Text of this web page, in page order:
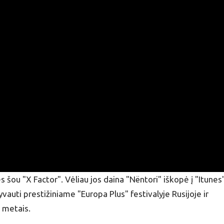
šou "X Factor". Vėliau jos daina "Nëntori" iškopė į
prestižiniame "Europa Plus" festivalyje Rusijoje ir